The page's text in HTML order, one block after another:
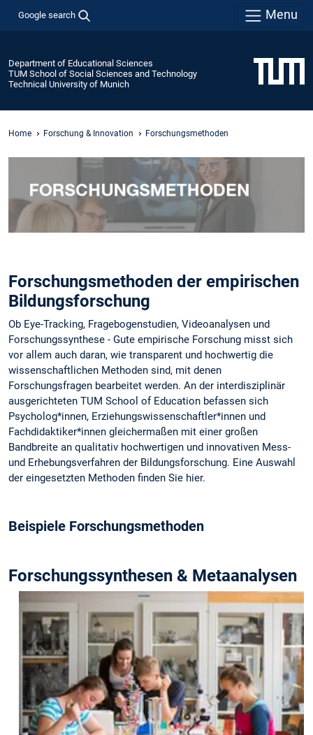
Google search Menu
Department of Educational Sciences
TUM School of Social Sciences and Technology
Technical University of Munich
Home Forschung & Innovation Forschungsmethoden
Forschungsmethoden der empirischen
Bildungsforschung
Ob Eye-Tracking, Fragebogenstudien, Videoanalysen und
Forschungssynthese - Gute empirische Forschung misst sich
vor allem auch daran, wie transparent und hochwertig die
wissenschaftlichen Methoden sind, mit denen
Forschungsfragen bearbeitet werden. An der interdisziplinär
ausgerichteten TUM School of Education befassen sich
Psycholog*innen, Erziehungswissenschaftler*innen und
Fachdidaktiker*innen gleichermaßen mit einer großen
Bandbreite an qualitativ hochwertigen und innovativen Mess-
und Erhebungsverfahren der Bildungsforschung. Eine Auswahl
der eingesetzten Methoden finden Sie hier.
Beispiele Forschungsmethoden
Forschungssynthesen & Metaanalysen